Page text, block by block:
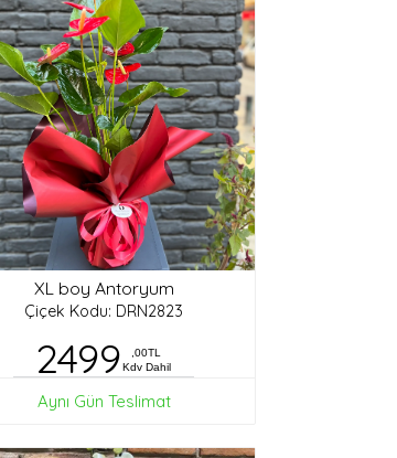
XL boy Antoryum
Çiçek Kodu: DRN2823
2499
,00TL
Kdv Dahil
Aynı Gün Teslimat